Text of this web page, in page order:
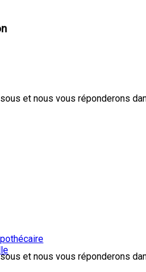
et nous vous réponderons
et nous vous réponderons